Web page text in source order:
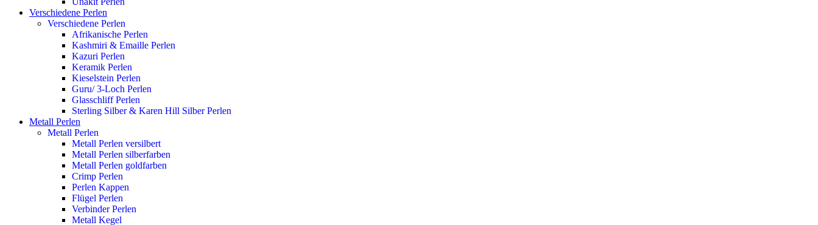
Verschiedene Perlen
Verschiedene Perlen
Afrikanische Perlen
Kashmiri & Emaille Perlen
Kazuri Perlen
Keramik Perlen
Kieselstein Perlen
Guru/ 3-Loch Perlen
Glasschliff Perlen
Sterling Silber & Karen Hill Silber Perlen
Metall Perlen
Metall Perlen
Metall Perlen versilbert
Metall Perlen silberfarben
Metall Perlen goldfarben
Crimp Perlen
Perlen Kappen
Flügel Perlen
Verbinder Perlen
Metall Kegel